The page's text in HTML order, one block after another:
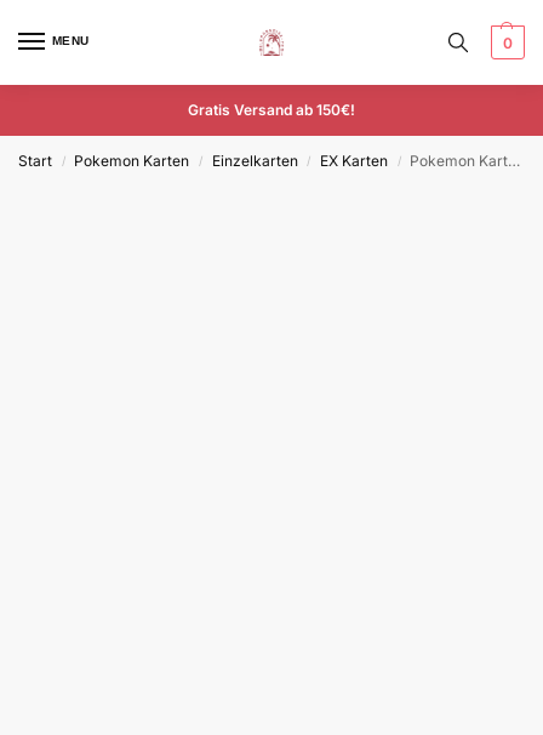
MENU 0
Gratis Versand ab 150€!
Start / Pokemon Karten / Einzelkarten / EX Karten / Pokemon Karte Miraidon EX 081/198 Karmesin & Purpur Deutsch